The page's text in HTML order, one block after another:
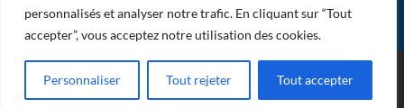
personnalisés et analyser notre trafic. En cliquant sur “Tout
accepter”, vous acceptez notre utilisation des cookies.
Personnaliser Tout rejeter Tout accepter
© ZATOPEK MAGAZINE | POWERED BY RESIZE THE DAY|POLITIQUE DE